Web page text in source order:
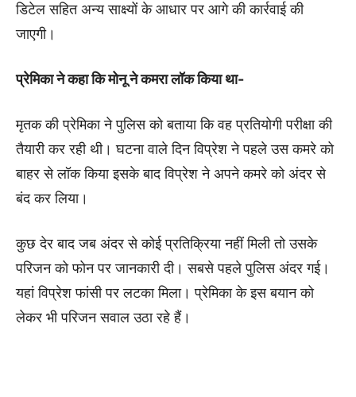
डिटेल सहित अन्य साक्ष्यों के आधार पर आगे की कार्रवाई की
जाएगी।
प्रेमिका ने कहा कि मोनू ने कमरा लॉक किया था-
मृतक की प्रेमिका ने पुलिस को बताया कि वह प्रतियोगी परीक्षा की
तैयारी कर रही थी। घटना वाले दिन विप्रेश ने पहले उस कमरे को
बाहर से लॉक किया इसके बाद विप्रेश ने अपने कमरे को अंदर से
बंद कर लिया।
कुछ देर बाद जब अंदर से कोई प्रतिक्रिया नहीं मिली तो उसके
परिजन को फोन पर जानकारी दी। सबसे पहले पुलिस अंदर गई।
यहां विप्रेश फांसी पर लटका मिला। प्रेमिका के इस बयान को
लेकर भी परिजन सवाल उठा रहे हैं।